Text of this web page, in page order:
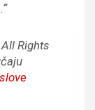
Rights